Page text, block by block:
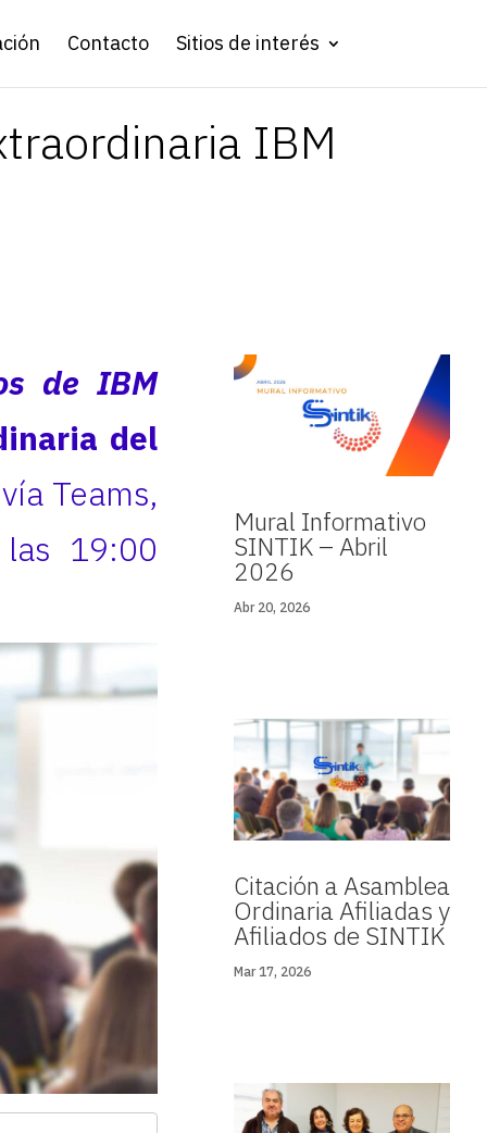
Contacto Sitios de interés
IBM
de IBM
del
Teams,
19:00
Mural Informativo
SINTIK – Abril
2026
Abr 20, 2026
Citación a Asamblea
Ordinaria Afiliadas y
Afiliados de SINTIK
Mar 17, 2026